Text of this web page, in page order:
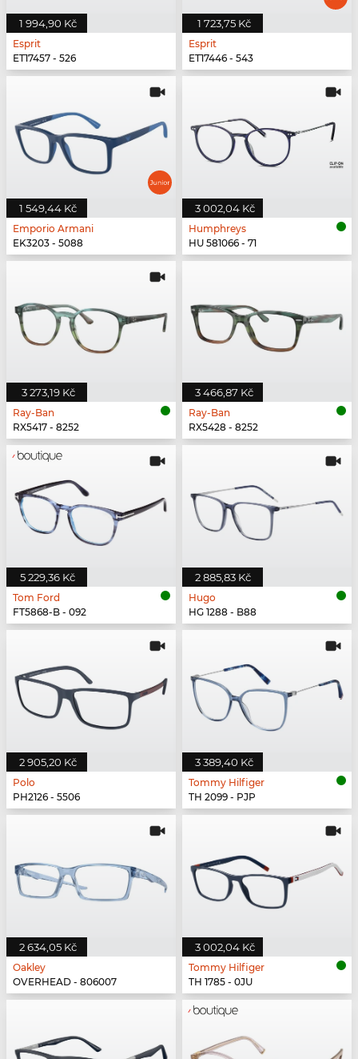
1 994,90 Kč
Esprit
ET17457 - 526
1 723,75 Kč
Esprit
ET17446 - 543
1 549,44 Kč
Emporio Armani
EK3203 - 5088
3 002,04 Kč
Humphreys
HU 581066 - 71
3 273,19 Kč
Ray-Ban
RX5417 - 8252
3 466,87 Kč
Ray-Ban
RX5428 - 8252
5 229,36 Kč
Tom Ford
FT5868-B - 092
2 885,83 Kč
Hugo
HG 1288 - B88
2 905,20 Kč
Polo
PH2126 - 5506
3 389,40 Kč
Tommy Hilfiger
TH 2099 - PJP
2 634,05 Kč
Oakley
OVERHEAD - 806007
3 002,04 Kč
Tommy Hilfiger
TH 1785 - 0JU